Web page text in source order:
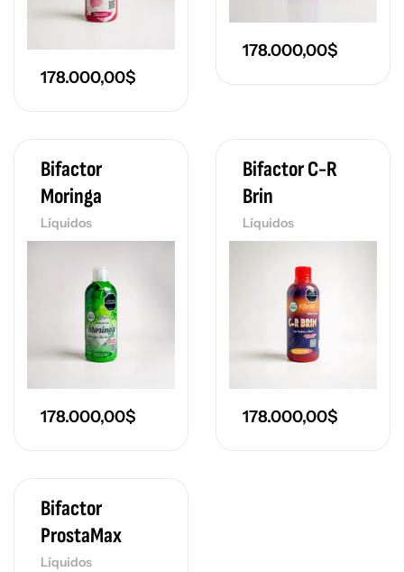
178.000,00$
178.000,00$
Bifactor
Moringa
Líquidos
178.000,00$
Bifactor C-R
Brin
Líquidos
178.000,00$
Bifactor
ProstaMax
Líquidos